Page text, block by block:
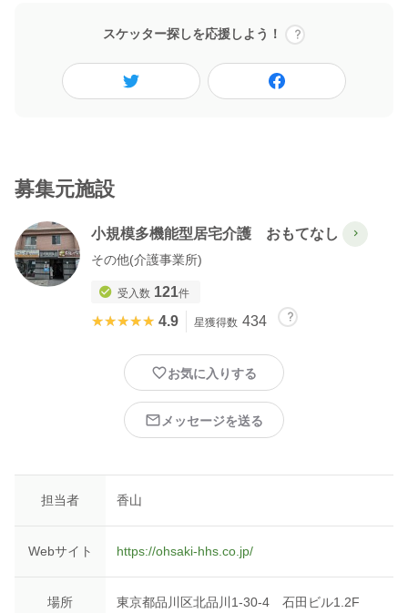
スケッター探しを応援しよう！
募集元施設
小規模多機能型居宅介護 おもてなし
その他(介護事業所)
受入数 121件
★★★★★
★★★★★ 4.9 星獲得数 434
お気に入りする
メッセージを送る
担当者 香山
Webサイト https://ohsaki-hhs.co.jp/
場所 東京都品川区北品川1-30-4 石田ビル1.2F